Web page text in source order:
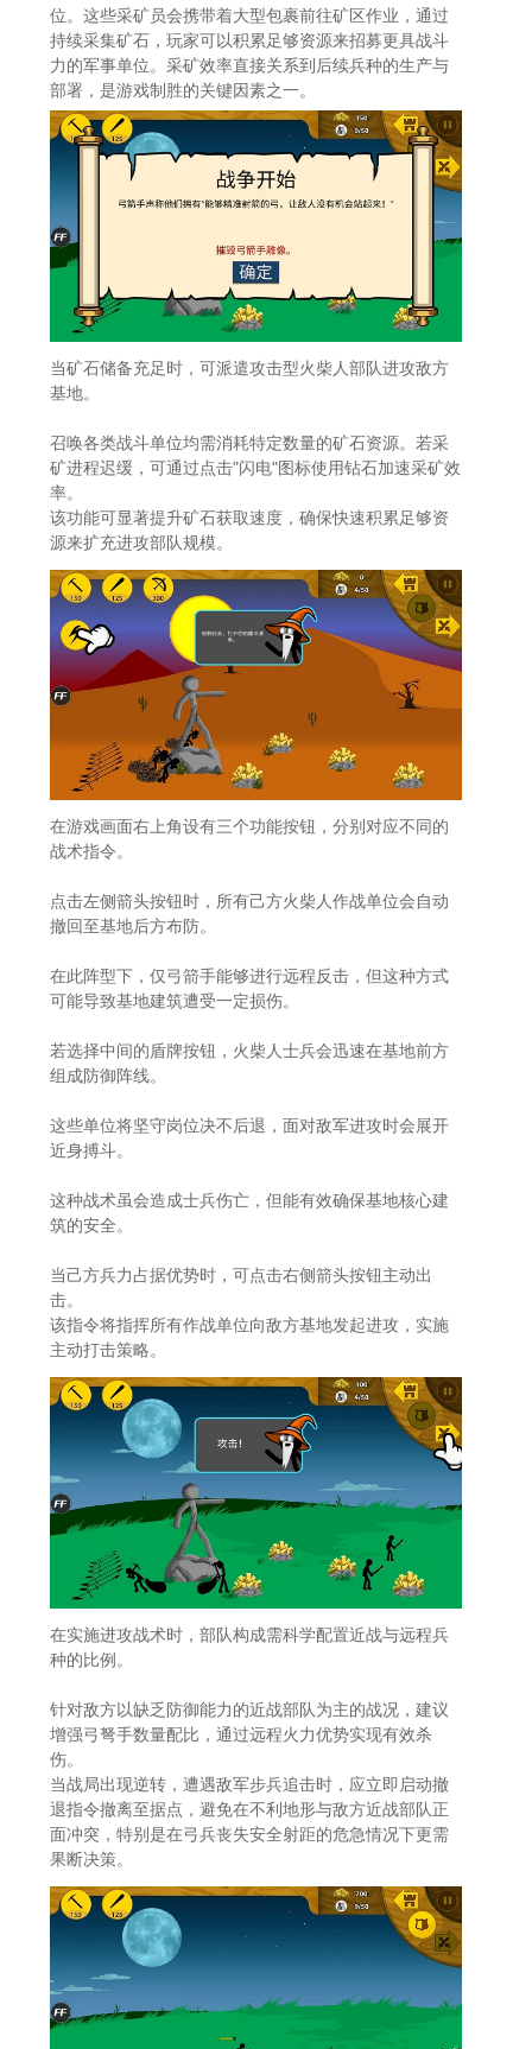
位。这些采矿员会携带着大型包裹前往矿区作业，通过
持续采集矿石，玩家可以积累足够资源来招募更具战斗
力的军事单位。采矿效率直接关系到后续兵种的生产与
部署，是游戏制胜的关键因素之一。
当矿石储备充足时，可派遣攻击型火柴人部队进攻敌方
基地。
召唤各类战斗单位均需消耗特定数量的矿石资源。若采
矿进程迟缓，可通过点击"闪电"图标使用钻石加速采矿效
率。
该功能可显著提升矿石获取速度，确保快速积累足够资
源来扩充进攻部队规模。
在游戏画面右上角设有三个功能按钮，分别对应不同的
战术指令。
点击左侧箭头按钮时，所有己方火柴人作战单位会自动
撤回至基地后方布防。
在此阵型下，仅弓箭手能够进行远程反击，但这种方式
可能导致基地建筑遭受一定损伤。
若选择中间的盾牌按钮，火柴人士兵会迅速在基地前方
组成防御阵线。
这些单位将坚守岗位决不后退，面对敌军进攻时会展开
近身搏斗。
这种战术虽会造成士兵伤亡，但能有效确保基地核心建
筑的安全。
当己方兵力占据优势时，可点击右侧箭头按钮主动出
击。
该指令将指挥所有作战单位向敌方基地发起进攻，实施
主动打击策略。
在实施进攻战术时，部队构成需科学配置近战与远程兵
种的比例。
针对敌方以缺乏防御能力的近战部队为主的战况，建议
增强弓弩手数量配比，通过远程火力优势实现有效杀
伤。
当战局出现逆转，遭遇敌军步兵追击时，应立即启动撤
退指令撤离至据点，避免在不利地形与敌方近战部队正
面冲突，特别是在弓兵丧失安全射距的危急情况下更需
果断决策。